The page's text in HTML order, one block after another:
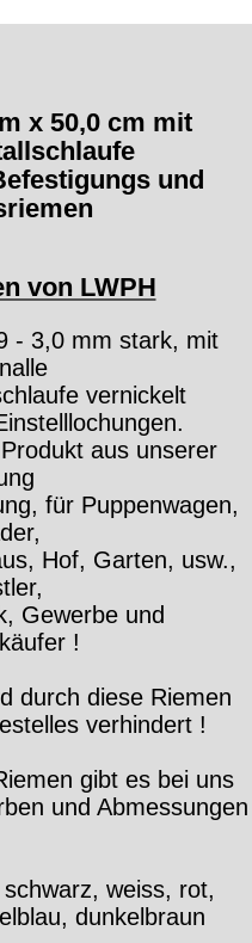
x 50,0 cm mit
und
von LWPH
- 3,0 mm stark, mit
vernickelt
aus unserer
für Puppenwagen,
Hof, Garten, usw.,
Gewerbe und
!
durch diese Riemen
verhindert !
gibt es bei uns
und Abmessungen
weiss, rot,
dunkelbraun